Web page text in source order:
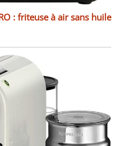
: friteuse à air sans huile